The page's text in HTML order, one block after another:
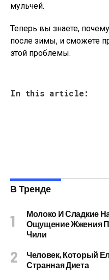
мульчей.
Теперь вы знаете,
после зимы, и сможете
этой проблемы.
In this article:
В Тренде
Молоко И Сладкие
Ощущение Жжения
Чили
Человек, Который
Странная Диета